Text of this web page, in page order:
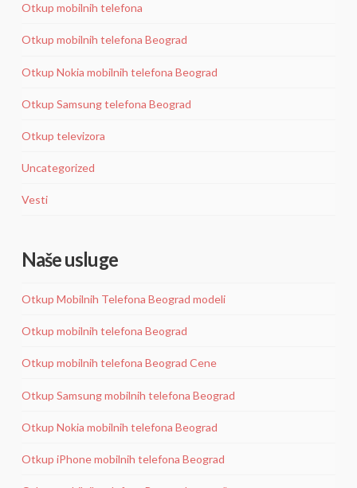
Otkup mobilnih telefona
Otkup mobilnih telefona Beograd
Otkup Nokia mobilnih telefona Beograd
Otkup Samsung telefona Beograd
Otkup televizora
Uncategorized
Vesti
Naše usluge
Otkup Mobilnih Telefona Beograd modeli
Otkup mobilnih telefona Beograd
Otkup mobilnih telefona Beograd Cene
Otkup Samsung mobilnih telefona Beograd
Otkup Nokia mobilnih telefona Beograd
Otkup iPhone mobilnih telefona Beograd